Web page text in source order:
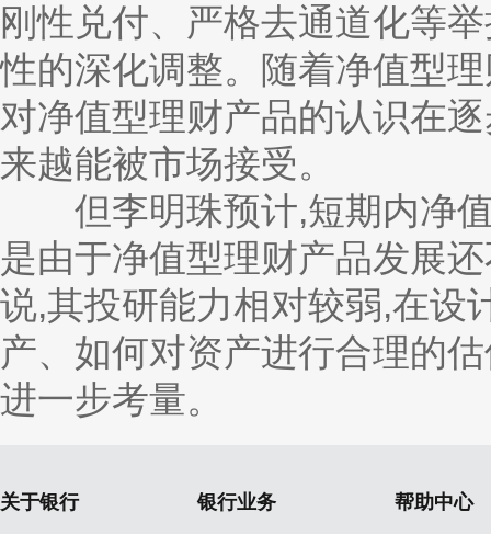
刚性兑付、严格去通道化等
性的深化调整。随着净值型
对净值型理财产品的认识在
来越能被市场接受。
但李明珠预计,短期内净值
是由于净值型理财产品发展
说,其投研能力相对较弱,在设
产、如何对资产进行合理的
进一步考量。
关于银行 银行业务 帮助中心